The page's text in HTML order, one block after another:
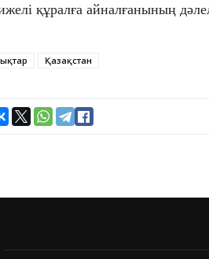
құралға айналғанының
Қазақстан